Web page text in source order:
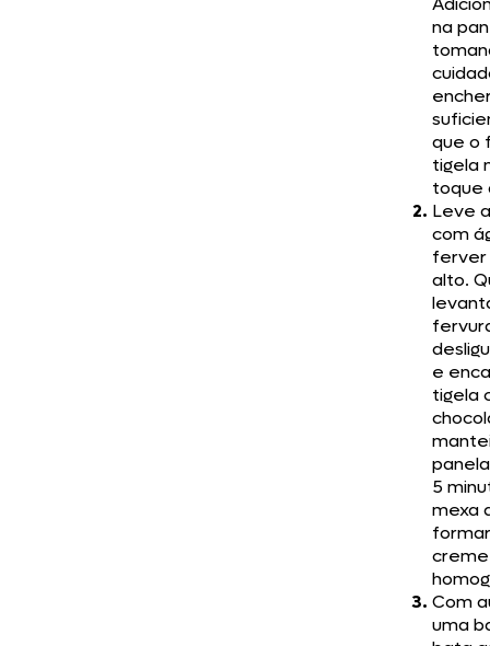
na
que o
tigela
toque
Leve
com
ferver
alto.
e
tigela
5
mexa
creme
Com
uma